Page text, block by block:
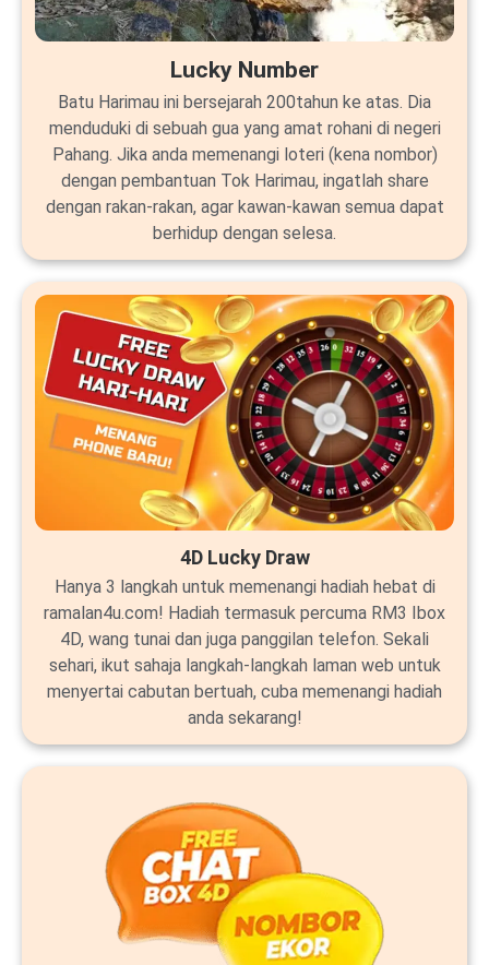
Lucky Number
Batu Harimau ini bersejarah 200tahun ke atas. Dia
menduduki di sebuah gua yang amat rohani di negeri
Pahang. Jika anda memenangi loteri (kena nombor)
dengan pembantuan Tok Harimau, ingatlah share
dengan rakan-rakan, agar kawan-kawan semua dapat
berhidup dengan selesa.
4D Lucky Draw
Hanya 3 langkah untuk memenangi hadiah hebat di
ramalan4u.com! Hadiah termasuk percuma RM3 Ibox
4D, wang tunai dan juga panggilan telefon. Sekali
sehari, ikut sahaja langkah-langkah laman web untuk
menyertai cabutan bertuah, cuba memenangi hadiah
anda sekarang!